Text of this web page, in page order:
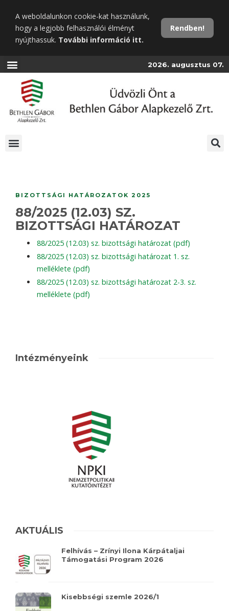
tartalomra
A weboldalunkon cookie-kat használunk,
hogy a legjobb felhasználói élményt
nyújthassuk. További információ itt.
Rendben!
2026. augusztus 07.
BIZOTTSÁGI HATÁROZATOK 2025
88/2025 (12.03) SZ.
BIZOTTSÁGI HATÁROZAT
88/2025 (12.03) sz. bizottsági határozat (pdf)
88/2025 (12.03) sz. bizottsági határozat 1. sz.
melléklete (pdf)
88/2025 (12.03) sz. bizottsági határozat 2-3. sz.
melléklete (pdf)
Intézményeink
AKTUÁLIS
Felhívás – Zrínyi Ilona Kárpátaljai
Támogatási Program 2026
Kisebbségi szemle 2026/1